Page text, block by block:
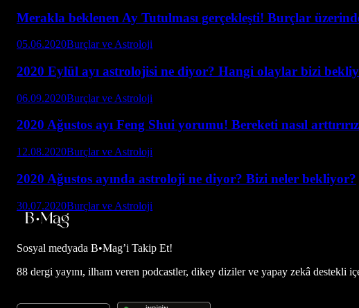
Merakla beklenen Ay Tutulması gerçekleşti! Burçlar
05.06.2020Burçlar ve Astroloji
2020 Eylül ayı astrolojisi ne diyor? Hangi olaylar bizi
06.09.2020Burçlar ve Astroloji
2020 Ağustos ayı Feng Shui yorumu! Bereketi nasıl
12.08.2020Burçlar ve Astroloji
2020 Ağustos ayında astroloji ne diyor? Bizi neler bekliyor?
30.07.2020Burçlar ve Astroloji
Sosyal medyada B•Mag’i Takip Et!
88 dergi yayını, ilham veren podcastler, dikey diziler ve yapay zekâ destekli